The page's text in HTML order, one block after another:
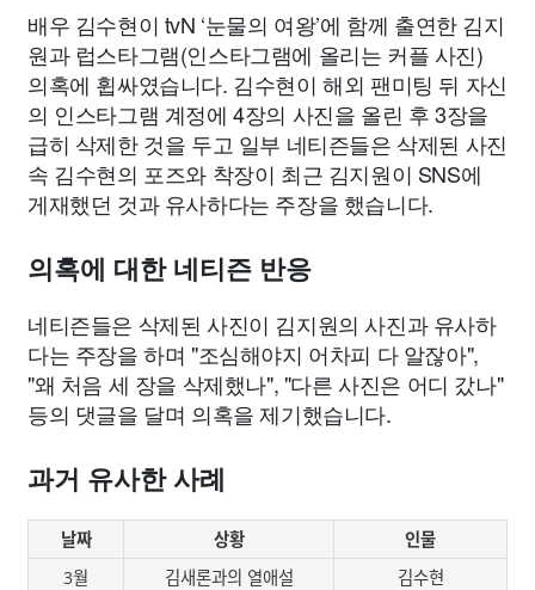
배우 김수현이 tvN ‘눈물의 여왕’에 함께 출연한 김지
원과 럽스타그램(인스타그램에 올리는 커플 사진)
의혹에 휩싸였습니다. 김수현이 해외 팬미팅 뒤 자신
의 인스타그램 계정에 4장의 사진을 올린 후 3장을
급히 삭제한 것을 두고 일부 네티즌들은 삭제된 사진
속 김수현의 포즈와 착장이 최근 김지원이 SNS에
게재했던 것과 유사하다는 주장을 했습니다.
의혹에 대한 네티즌 반응
네티즌들은 삭제된 사진이 김지원의 사진과 유사하
다는 주장을 하며 "조심해야지 어차피 다 알잖아",
"왜 처음 세 장을 삭제했나", "다른 사진은 어디 갔나"
등의 댓글을 달며 의혹을 제기했습니다.
과거 유사한 사례
날짜 상황
인물
3월
김새론과의 열애설
김수현